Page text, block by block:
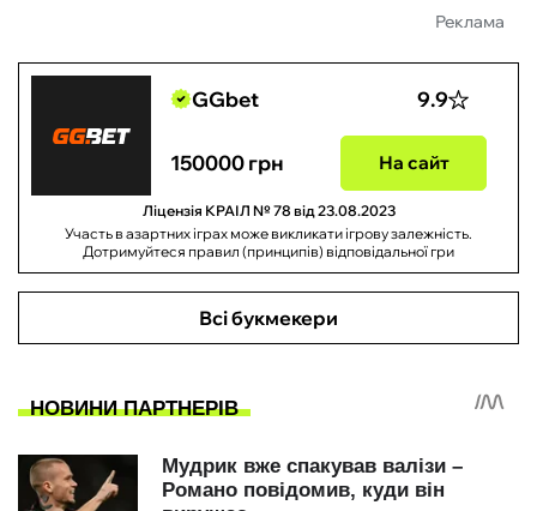
Реклама
GGbet 9.9
150000 грн На сайт
Ліцензія КРАІЛ № 78 від 23.08.2023
Участь в азартних іграх може викликати ігрову залежність.
Дотримуйтеся правил (принципів) відповідальної гри
Всі букмекери